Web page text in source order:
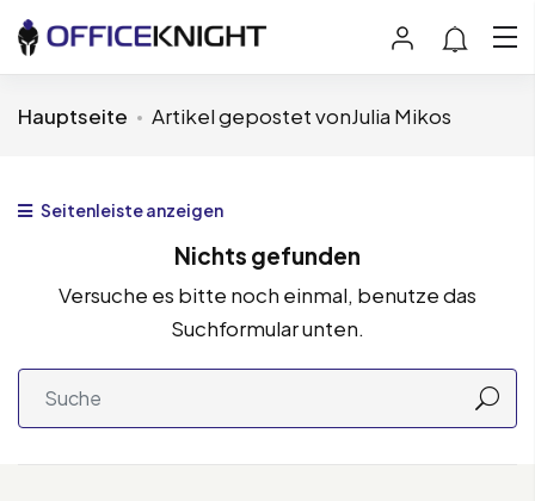
Hauptseite Artikel gepostet vonJulia Mikos
Seitenleiste anzeigen
Nichts gefunden
Versuche es bitte noch einmal, benutze das
Suchformular unten.